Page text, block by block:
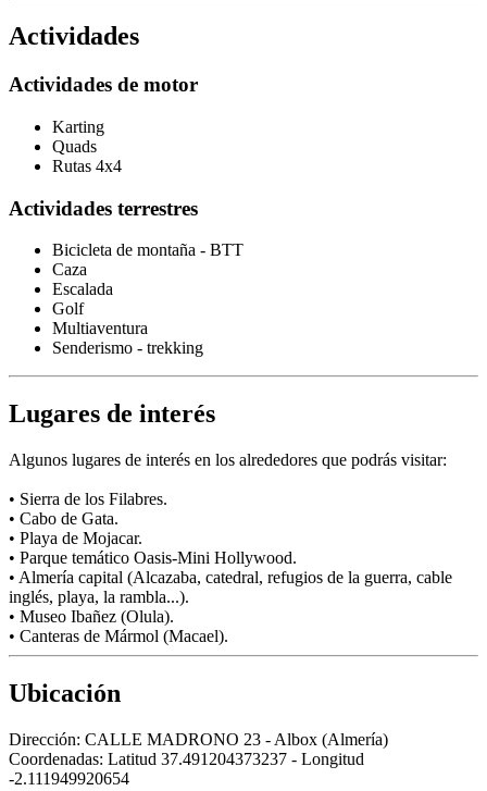
Actividades
Actividades de motor
Karting
Quads
Rutas 4x4
Actividades terrestres
Bicicleta de montaña - BTT
Caza
Escalada
Golf
Multiaventura
Senderismo - trekking
Lugares de interés
Algunos lugares de interés en los alrededores que podrás visitar:
• Sierra de los Filabres.
• Cabo de Gata.
• Playa de Mojacar.
• Parque temático Oasis-Mini Hollywood.
• Almería capital (Alcazaba, catedral, refugios de la guerra, cable
inglés, playa, la rambla...).
• Museo Ibañez (Olula).
• Canteras de Mármol (Macael).
Ubicación
Dirección: CALLE MADRONO 23 - Albox (Almería)
Coordenadas: Latitud 37.491204373237 - Longitud
-2.111949920654